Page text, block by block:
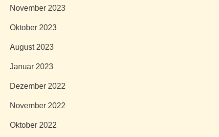
November 2023
Oktober 2023
August 2023
Januar 2023
Dezember 2022
November 2022
Oktober 2022